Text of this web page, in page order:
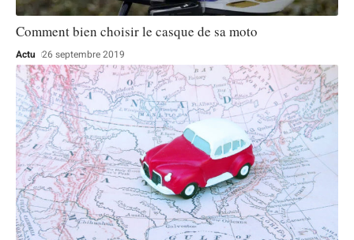
Comment bien choisir le casque de sa moto
Actu 26 septembre 2019